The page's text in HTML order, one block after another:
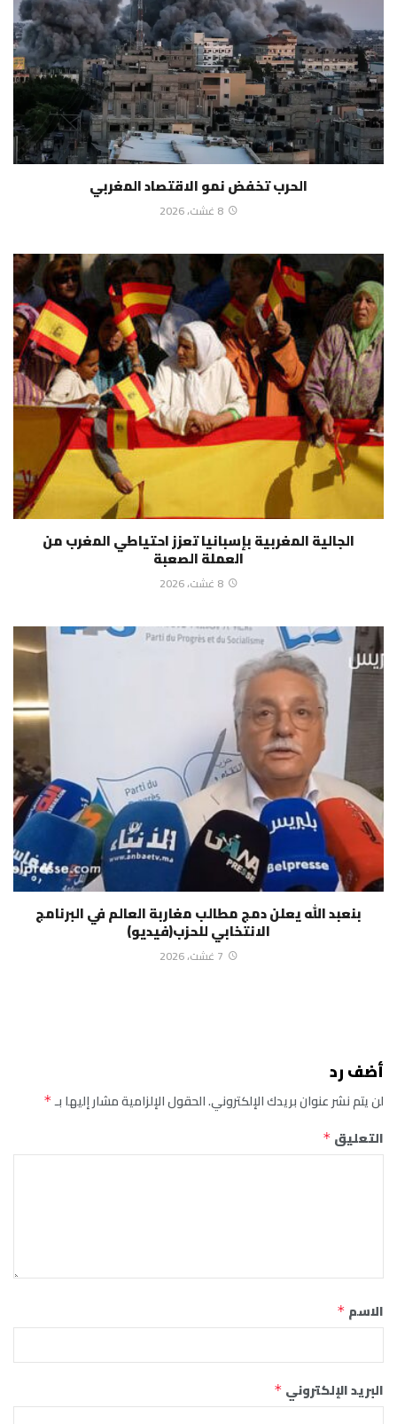
الحرب تخفض نمو الاقتصاد المغربي
8 غشت، 2026
الجالية المغربية بإسبانيا تعزز احتياطي المغرب من
العملة الصعبة
8 غشت، 2026
بنعبد الله يعلن دمج مطالب مغاربة العالم في البرنامج
الانتخابي للحزب(فيديو)
7 غشت، 2026
أضف رد
لن يتم نشر عنوان بريدك الإلكتروني.الحقول الإلزامية مشار إليها بـ*
التعليق *
الاسم *
البريد الإلكتروني *